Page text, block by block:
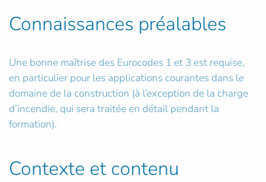
Connaissances préalables
Une bonne maîtrise des Eurocodes 1 et 3 est requise,
en particulier pour les applications courantes dans le
domaine de la construction (à l’exception de la charge
d’incendie, qui sera traitée en détail pendant la
formation).
Contexte et contenu